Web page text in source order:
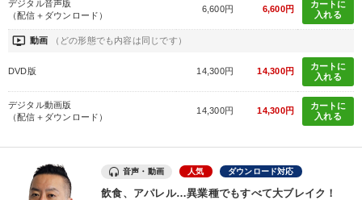
デジタル音声版
（配信＋ダウンロード）
6,600円 6,600円
カートに
入れる
ondemand_video 動画 （どの形態でも内容は同じです）
DVD版 14,300円 14,300円
カートに
入れる
デジタル動画版
（配信＋ダウンロード）
14,300円 14,300円
カートに
入れる
音声・動画 人気 ダウンロード対応
飲食、アパレル…異業種でもすべて大ブレイク！